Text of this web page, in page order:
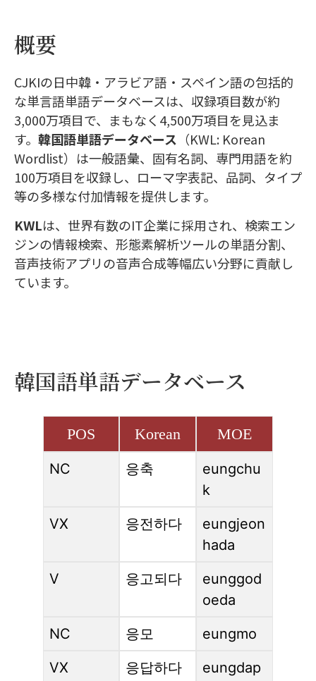
概要
CJKIの日中韓・アラビア語・スペイン語の包括的
な単言語単語データベースは、収録項目数が約
3,000万項目で、まもなく4,500万項目を見込ま
す。 韓国語単語データベース （KWL: Korean
Wordlist）は一般語彙、固有名詞、専門用語を約
100万項目を収録し、ローマ字表記、品詞、タイプ
等の多様な付加情報を提供します。
KWLは、世界有数のIT企業に採用され、検索エン
ジンの情報検索、形態素解析ツールの単語分割、
音声技術アプリの音声合成等幅広い分野に貢献し
ています。
韓国語単語データベース
POS Korean MOE
NC 응축
eungchu
k
VX
응전하다
eungjeon
hada
V
응고되다
eunggod
oeda
NC
응모
eungmo
VX
응답하다
eungdap